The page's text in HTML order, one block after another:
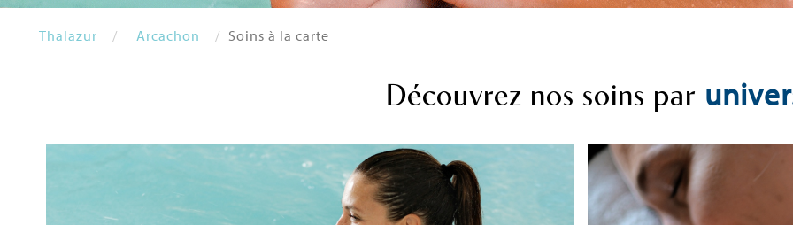
Thalazur Arcachon Soins à la carte
Découvrez nos soins par